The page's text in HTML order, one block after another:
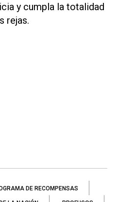
y cumpla la totalidad
rejas.
DE RECOMPENSAS